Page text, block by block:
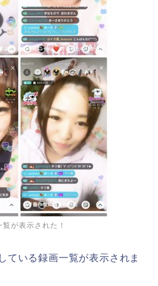
覧が表示された！
ている録画一覧が表示されま